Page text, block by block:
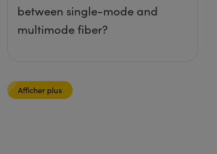
between single-mode and
multimode fiber?
Afficher plus